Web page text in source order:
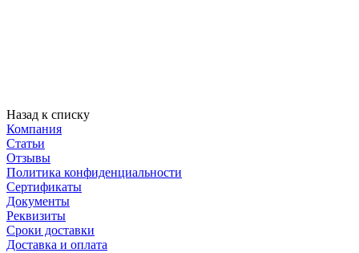
Назад к списку
Компания
Статьи
Отзывы
Политика конфиденциальности
Сертификаты
Документы
Реквизиты
Сроки доставки
Доставка и оплата